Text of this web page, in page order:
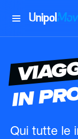
IN
Qui tutte le